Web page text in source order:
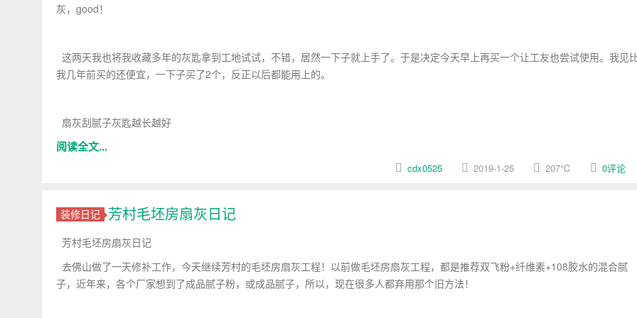
灰，good！
这两天我也将我收藏多年的灰匙拿到工地试试，不错，居然一下子就上手了。于是决定今天早上再买一个让工友也尝试使用。我见
我几年前买的还便宜，一下子买了2个，反正以后都能用上的。
扇灰刮腻子灰匙越长越好
阅读全文...
cdx0525 2019-1-25 207℃ 0评论
装修日记 芳村毛坯房扇灰日记
芳村毛坯房扇灰日记
去佛山做了一天修补工作，今天继续芳村的毛坯房扇灰工程！以前做毛坯房扇灰工程，都是推荐双飞粉+纤维素+108胶水的混合腻
子，近年来，各个厂家想到了成品腻子粉，或成品腻子，所以，现在很多人都弃用那个旧方法！